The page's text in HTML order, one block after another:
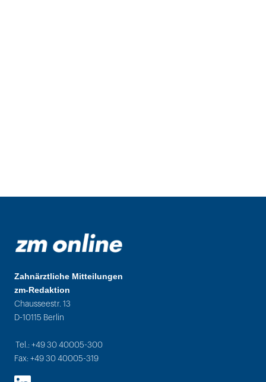
Zahnärztliche Mitteilungen
zm-Redaktion
Chausseestr. 13
D-10115 Berlin
Tel.: +49 30 40005-300
Fax: +49 30 40005-319